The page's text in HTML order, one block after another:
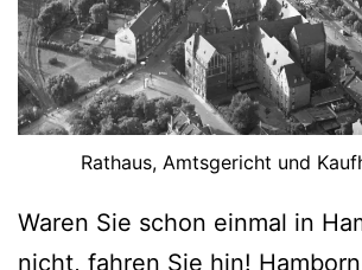
m
i
n
K
e
f
Rathaus, Amtsgericht und
Waren Sie schon einmal in
nicht, fahren Sie hin!